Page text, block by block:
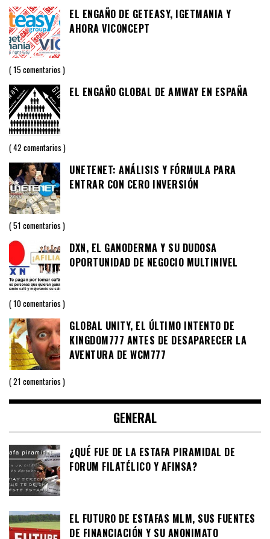
EL ENGAÑO DE GETEASY, IGETMANIA Y
AHORA VICONCEPT
15 comentarios
EL ENGAÑO GLOBAL DE AMWAY EN ESPAÑA
42 comentarios
UNETENET: ANÁLISIS Y FÓRMULA PARA
ENTRAR CON CERO INVERSIÓN
51 comentarios
DXN, EL GANODERMA Y SU DUDOSA
OPORTUNIDAD DE NEGOCIO MULTINIVEL
10 comentarios
GLOBAL UNITY, EL ÚLTIMO INTENTO DE
KINGDOM777 ANTES DE DESAPARECER LA
AVENTURA DE WCM777
21 comentarios
GENERAL
¿QUÉ FUE DE LA ESTAFA PIRAMIDAL DE
FORUM FILATÉLICO Y AFINSA?
EL FUTURO DE ESTAFAS MLM, SUS FUENTES
DE FINANCIACIÓN Y SU ANONIMATO